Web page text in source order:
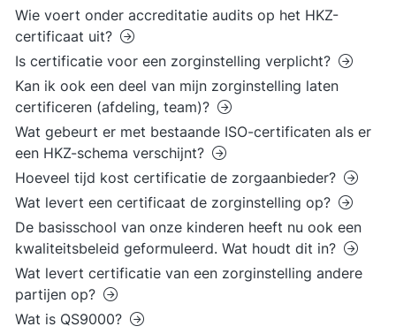
Wie voert onder accreditatie audits op het HKZ-
certificaat uit?
Is certificatie voor een zorginstelling verplicht?
Kan ik ook een deel van mijn zorginstelling laten
certificeren (afdeling, team)?
Wat gebeurt er met bestaande ISO-certificaten als er
een HKZ-schema verschijnt?
Hoeveel tijd kost certificatie de zorgaanbieder?
Wat levert een certificaat de zorginstelling op?
De basisschool van onze kinderen heeft nu ook een
kwaliteitsbeleid geformuleerd. Wat houdt dit in?
Wat levert certificatie van een zorginstelling andere
partijen op?
Wat is QS9000?